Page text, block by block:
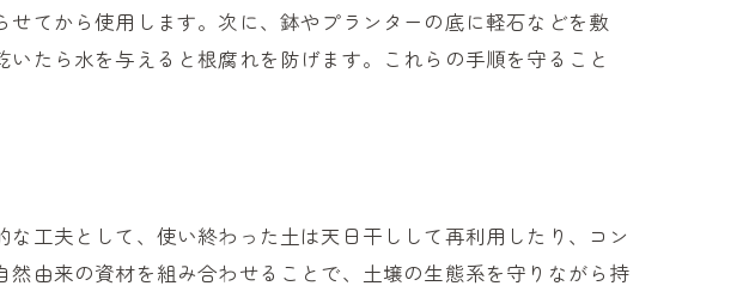
定基準を紹介
び方とは
土の管理法
バエの対策法
な管理方法
てから使用します。次に、鉢やプランターの底に軽石などを敷
たら水を与えると根腐れを防げます。これらの手順を守ること
工夫として、使い終わった土は天日干しして再利用したり、コン
由来の資材を組み合わせることで、土壌の生態系を守りながら持